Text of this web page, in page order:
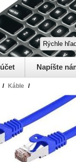
Napíšte
/ Káble /